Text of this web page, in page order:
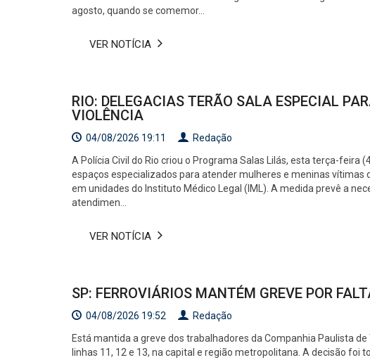
agosto, quando se comemor...
VER NOTÍCIA
RIO: DELEGACIAS TERÃO SALA ESPECIAL
VIOLÊNCIA
04/08/2026 19:11
Redação
A Polícia Civil do Rio criou o Programa Salas Lilás, esta terça-feira
espaços especializados para atender mulheres e meninas vítimas
em unidades do Instituto Médico Legal (IML). A medida prevê a
atendimen...
VER NOTÍCIA
SP: FERROVIÁRIOS MANTÉM GREVE POR
04/08/2026 19:52
Redação
Está mantida a greve dos trabalhadores da Companhia Paulista
linhas 11, 12 e 13, na capital e região metropolitana. A decisão foi